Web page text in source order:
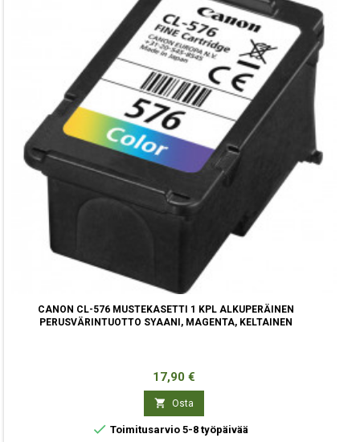
CANON CL-576 MUSTEKASETTI 1 KPL ALKUPERÄINEN
PERUSVÄRINTUOTTO SYAANI, MAGENTA, KELTAINEN
Hinta
17,90 €
 Osta
 Toimitusarvio 5-8 työpäivää